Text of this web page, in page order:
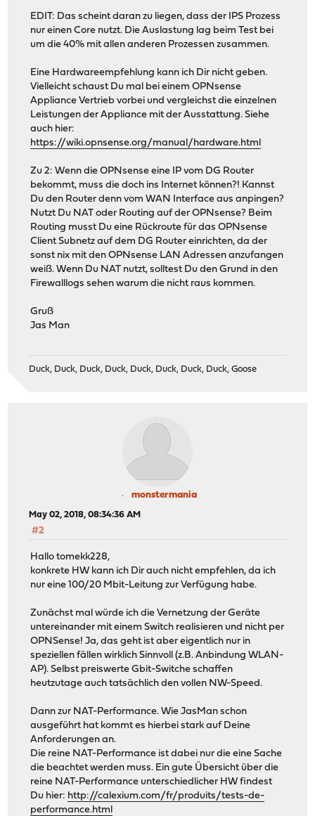
EDIT: Das scheint daran zu liegen, dass der IPS Prozess
nur einen Core nutzt. Die Auslastung lag beim Test bei
um die 40% mit allen anderen Prozessen zusammen.
Eine Hardwareempfehlung kann ich Dir nicht geben.
Vielleicht schaust Du mal bei einem OPNsense
Appliance Vertrieb vorbei und vergleichst die einzelnen
Leistungen der Appliance mit der Ausstattung. Siehe
auch hier:
https://wiki.opnsense.org/manual/hardware.html
Zu 2: Wenn die OPNsense eine IP vom DG Router
bekommt, muss die doch ins Internet können?! Kannst
Du den Router denn vom WAN Interface aus anpingen?
Nutzt Du NAT oder Routing auf der OPNsense? Beim
Routing musst Du eine Rückroute für das OPNsense
Client Subnetz auf dem DG Router einrichten, da der
sonst nix mit den OPNsense LAN Adressen anzufangen
weiß. Wenn Du NAT nutzt, solltest Du den Grund in den
Firewalllogs sehen warum die nicht raus kommen.
Gruß
Jas Man
Duck, Duck, Duck, Duck, Duck, Duck, Duck, Duck, Goose
monstermania
May 02, 2018, 08:34:36 AM
#2
Hallo tomekk228,
konkrete HW kann ich Dir auch nicht empfehlen, da ich
nur eine 100/20 Mbit-Leitung zur Verfügung habe.
Zunächst mal würde ich die Vernetzung der Geräte
untereinander mit einem Switch realisieren und nicht per
OPNSense! Ja, das geht ist aber eigentlich nur in
speziellen fällen wirklich Sinnvoll (z.B. Anbindung WLAN-
AP). Selbst preiswerte Gbit-Switche schaffen
heutzutage auch tatsächlich den vollen NW-Speed.
Dann zur NAT-Performance. Wie JasMan schon
ausgeführt hat kommt es hierbei stark auf Deine
Anforderungen an.
Die reine NAT-Performance ist dabei nur die eine Sache
die beachtet werden muss. Ein gute Übersicht über die
reine NAT-Performance unterschiedlicher HW findest
Du hier: http://calexium.com/fr/produits/tests-de-
performance.html